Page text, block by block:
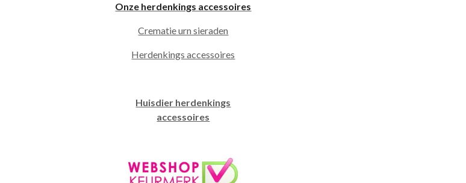
Onze herdenkings accessoires
Crematie urn sieraden
Herdenkings accessoires
Huisdier herdenkings
accessoires